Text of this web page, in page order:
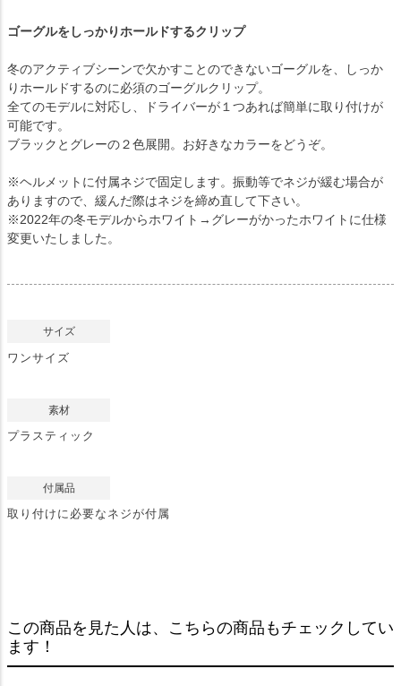
ゴーグルをしっかりホールドするクリップ
冬のアクティブシーンで欠かすことのできないゴーグルを、しっか
りホールドするのに必須のゴーグルクリップ。
全てのモデルに対応し、ドライバーが１つあれば簡単に取り付けが
可能です。
ブラックとグレーの２色展開。お好きなカラーをどうぞ。
※ヘルメットに付属ネジで固定します。振動等でネジが緩む場合が
ありますので、緩んだ際はネジを締め直して下さい。
※2022年の冬モデルからホワイト→グレーがかったホワイトに仕様
変更いたしました。
サイズ
ワンサイズ
素材
プラスティック
付属品
取り付けに必要なネジが付属
この商品を見た人は、こちらの商品もチェックしてい
ます！